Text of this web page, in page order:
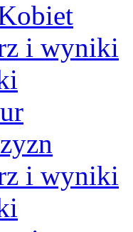
i wyniki
i wyniki